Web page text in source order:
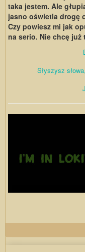
taka jestem. Ale
jasno oświetla drogę
Czy powiesz mi jak
na serio. Nie chcę już
Słyszysz